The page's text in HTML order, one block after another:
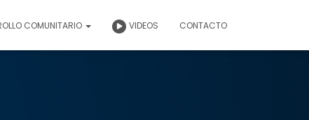
COMUNITARIO VIDEOS CONTACTO